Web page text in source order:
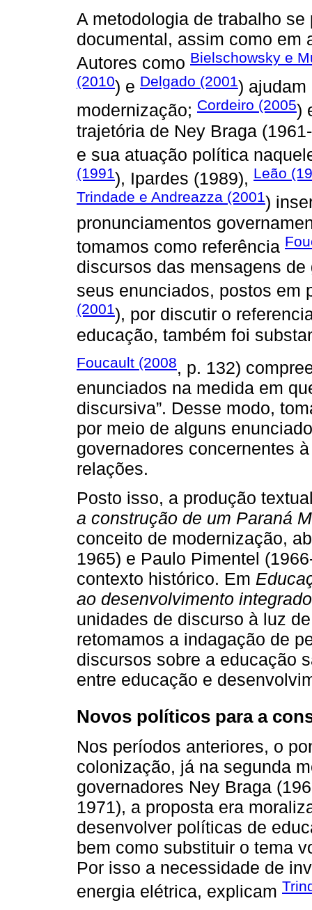
A metodologia de trabalho
documental, assim como em
Autores como Bielschowsky e
(2010) e Delgado (2001) ajudam
modernização; Cordeiro (2005)
trajetória de Ney Braga
e sua atuação política
(1991), Ipardes (1989), Leão
Trindade e Andreazza (2001)
pronunciamentos
tomamos como referência
discursos das mensagens
seus enunciados, postos em
(2001), por discutir o
educação, também foi
Foucault (2008, p. 132)
enunciados na medida em
discursiva”. Desse modo,
por meio de alguns
governadores concernentes
relações.
Posto isso, a produção
a construção de um Paraná
conceito de modernização,
1965) e Paulo Pimentel
contexto histórico. Em
ao desenvolvimento
unidades de discurso à luz
retomamos a indagação de
discursos sobre a educação
entre educação e
Novos políticos para a
Nos períodos anteriores, o
colonização, já na segunda
governadores Ney Braga
1971), a proposta era
desenvolver políticas de
bem como substituir o tema
Por isso a necessidade de
energia elétrica, explicam